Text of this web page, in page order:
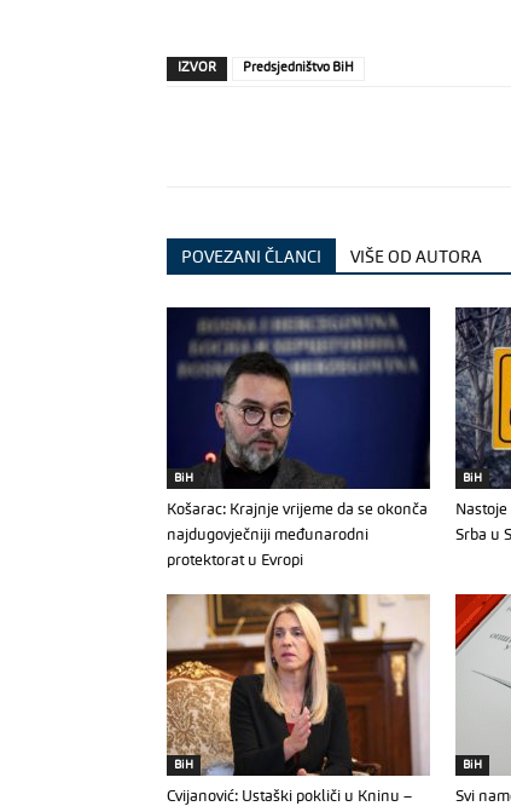
IZVOR Predsjedništvo BiH
POVEZANI ČLANCI VIŠE OD AUTORA
BiH
Košarac: Krajnje vrijeme da se okonča
najdugovječniji međunarodni
protektorat u Evropi
BiH
Srba u
BiH
Cvijanović: Ustaški pokliči u Kninu –
BiH
Svi